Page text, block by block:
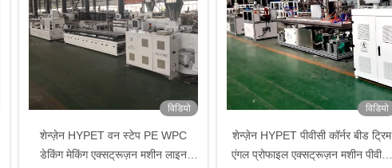
विडियो
शेन्ज़ेन HYPET वन स्टेप PE WPC
डेकिंग मेकिंग एक्सट्रूज़न मशीन लाइन
विडियो
शेन्ज़ेन HYPET पीवीसी कॉर्नर बीड ट्रिम
एंगल प्रोफाइल एक्सट्रूज़न मशीन पीवीसी